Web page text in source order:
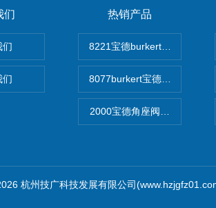
们
们
们
热销产品
8221宝德burkert电导率探头
8077burkert宝德椭圆齿轮脉
2000宝德角座阀德国宝帝
杭州技广科技发展有限公司